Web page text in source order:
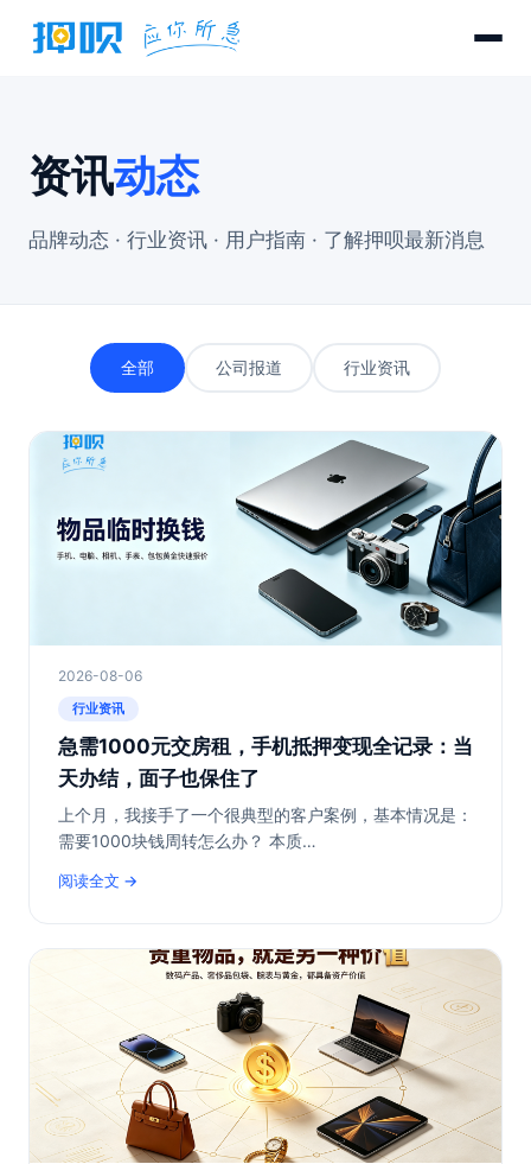
资讯动态
品牌动态 · 行业资讯 · 用户指南 · 了解押呗最新消息
全部 公司报道 行业资讯
2026-08-06
行业资讯
急需1000元交房租，手机抵押变现全记录：当
天办结，面子也保住了
上个月，我接手了一个很典型的客户案例，基本情况是：
需要1000块钱周转怎么办？ 本质…
阅读全文